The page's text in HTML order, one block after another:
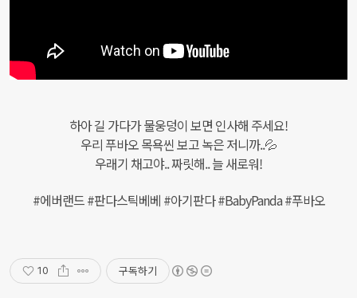
하아 길 가다가 물웅덩이 보면 인사해 주세요!
우리 푸바오 목욕씬 보고 녹은 저니까..💦
우래기 채고야.. 짜릿해.. 늘 새로워!
#에버랜드 #판다스틱베베 #아기판다 #BabyPanda #푸바오
10 구독하기